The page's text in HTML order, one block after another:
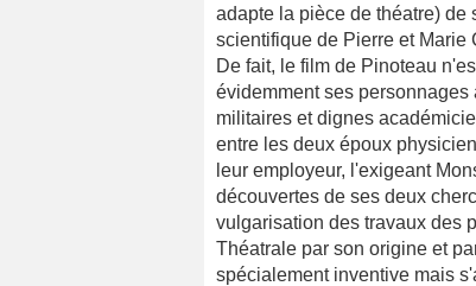
adapte la pièce de théatre) de
scientifique de Pierre et Marie
De fait, le film de Pinoteau
évidemment ses
militaires et dignes
entre les deux époux
leur employeur, l'exigeant
découvertes de ses deux
vulgarisation des travaux des
Théatrale par son origine et
spécialement inventive mais